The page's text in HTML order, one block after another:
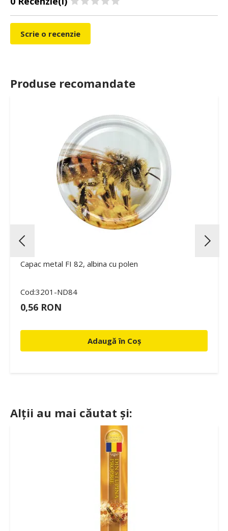
Scrie o recenzie
Produse recomandate
Capac metal FI 82, albina cu polen
Cod:3201-ND84
0,56 RON
Adaugă în Coș
Alții au mai căutat și: